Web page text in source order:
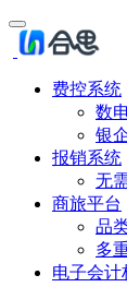
费控系统
数
银
报销系统
无
商旅平台
品
多
电子会计